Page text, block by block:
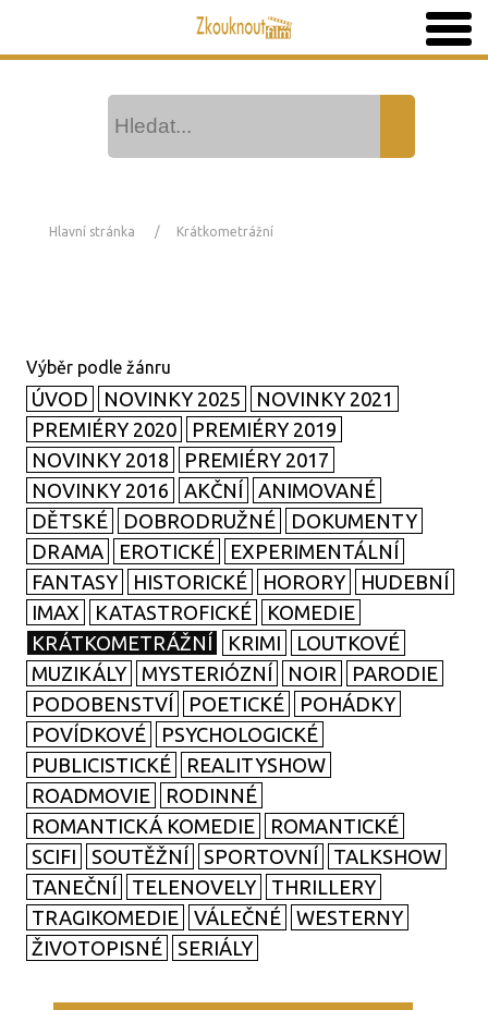
Hlavní stránka Krátkometrážní
ÚVOD NOVINKY 2025
NOVINKY 2021
PREMIÉRY 2020
PREMIÉRY 2019
NOVINKY 2018
PREMIÉRY 2017
NOVINKY 2016
AKČNÍ
ANIMOVANÉ
DĚTSKÉ
DOBRODRUŽNÉ
DOKUMENTY
DRAMA
EROTICKÉ
EXPERIMENTÁLNÍ
FANTASY
HISTORICKÉ HORORY
HUDEBNÍ
IMAX
KATASTROFICKÉ
KOMEDIE
KRÁTKOMETRÁŽNÍ
KRIMI
LOUTKOVÉ
MUZIKÁLY
MYSTERIÓZNÍ NOIR
PARODIE
PODOBENSTVÍ
POETICKÉ
POHÁDKY
POVÍDKOVÉ
PSYCHOLOGICKÉ
PUBLICISTICKÉ
REALITYSHOW
ROADMOVIE
RODINNÉ
ROMANTICKÁ KOMEDIE
ROMANTICKÉ
SCIFI
SOUTĚŽNÍ SPORTOVNÍ
TALKSHOW
TANEČNÍ
TELENOVELY
THRILLERY
TRAGIKOMEDIE
VÁLEČNÉ
WESTERNY
ŽIVOTOPISNÉ
SERIÁLY